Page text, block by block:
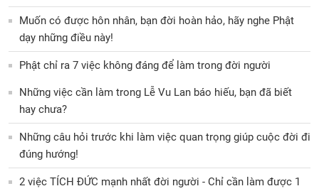
Muốn có được hôn nhân, bạn đời hoàn hảo, hãy nghe Phật
dạy những điều này!
Phật chỉ ra 7 việc không đáng để làm trong đời người
Những việc cần làm trong Lễ Vu Lan báo hiếu, bạn đã biết
hay chưa?
Những câu hỏi trước khi làm việc quan trọng giúp cuộc đời đi
đúng hướng!
2 việc TÍCH ĐỨC mạnh nhất đời người - Chỉ cần làm được 1